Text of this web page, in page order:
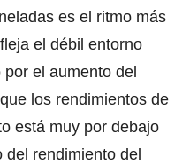
es el ritmo más
el débil entorno
el aumento del
los rendimientos de
está muy por debajo
del rendimiento del